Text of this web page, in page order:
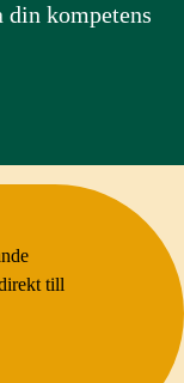
din kompetens
till